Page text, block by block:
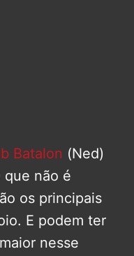
Batalon (Ned)
que não é
os principais
E podem ter
nesse